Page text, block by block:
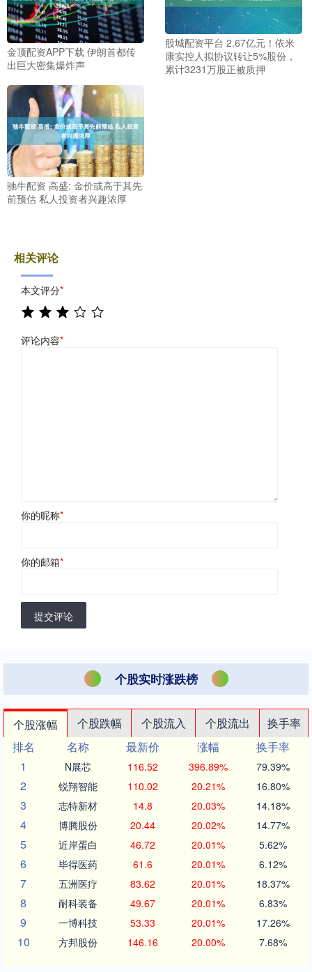
金顶配资APP下载 伊朗首都传
出巨大密集爆炸声
股城配资平台 2.67亿元！依米
康实控人拟协议转让5%股份，
累计3231万股正被质押
驰牛配资 高盛: 金价或高于其先
前预估 私人投资者兴趣浓厚
相关评论
本文评分*
评论内容*
你的昵称*
你的邮箱*
提交评论
个股实时涨跌榜
个股涨幅 个股跌幅 个股流入 个股流出
换手率
排名
名称 最新价 涨幅
换手率
1
N展芯 116.52 396.89% 79.39%
2 锐翔智能 110.02 20.21% 16.80%
3 志特新材 14.8 20.03% 14.18%
4 博腾股份 20.44 20.02% 14.77%
5 近岸蛋白 46.72 20.01% 5.62%
6 毕得医药 61.6 20.01% 6.12%
7 五洲医疗 83.62 20.01% 18.37%
8 耐科装备 49.67 20.01% 6.83%
9 一博科技 53.33 20.01% 17.26%
10 方邦股份 146.16 20.00% 7.68%